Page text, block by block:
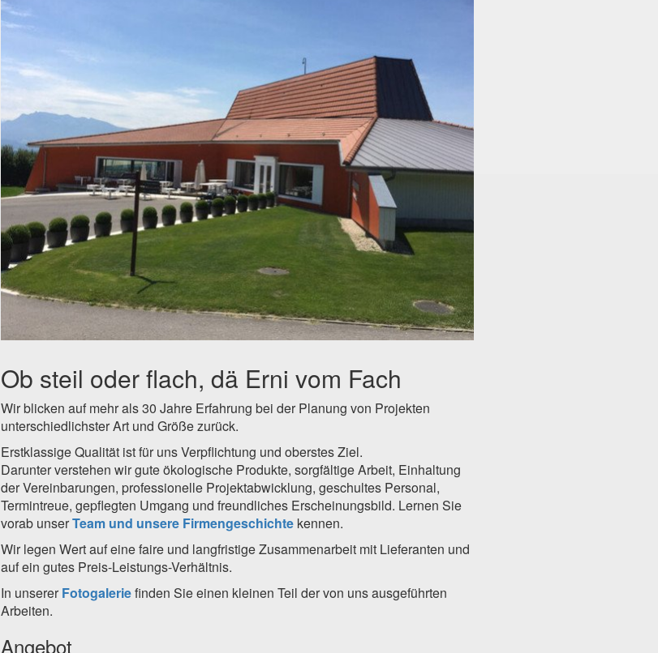
Ob steil oder flach, dä Erni vom Fach
Wir blicken auf mehr als 30 Jahre Erfahrung bei der Planung von Projekten
unterschiedlichster Art und Größe zurück.
Erstklassige Qualität ist für uns Verpflichtung und oberstes Ziel.
Darunter verstehen wir gute ökologische Produkte, sorgfältige Arbeit, Einhaltung
der Vereinbarungen, professionelle Projektabwicklung, geschultes Personal,
Termintreue, gepflegten Umgang und freundliches Erscheinungsbild. Lernen Sie
vorab unserTeam und unsere Firmengeschichtekennen.
Wir legen Wert auf eine faire und langfristige Zusammenarbeit mit Lieferanten und
auf ein gutes Preis-Leistungs-Verhältnis.
In unserer Fotogaleriefinden Sie einen kleinen Teil der von uns ausgeführten
Arbeiten.
Angebot